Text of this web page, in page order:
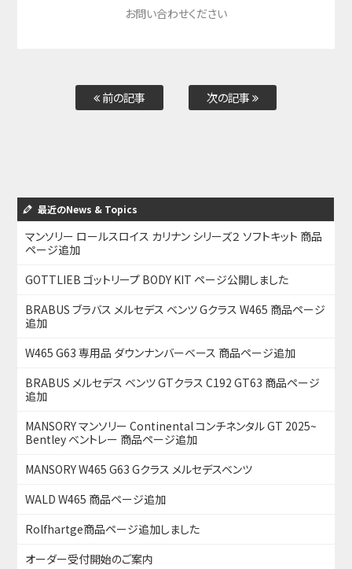
お問い合わせください
前の記事 次の記事
最近のNews & Topics
マンソリー ロールスロイス カリナン シリーズ２ ソフトキット 商品
ページ追加
GOTTLIEB ゴットリープ BODY KIT ページ公開しました
BRABUS ブラバス メルセデス ベンツ Gクラス W465 商品ページ
追加
W465 G63 専用品 ダウンナンバーベース 商品ページ追加
BRABUS メルセデス ベンツ GTクラス C192 GT63 商品ページ
追加
MANSORY マンソリー Continental コンチネンタル GT 2025~
Bentley ベントレー 商品ページ追加
MANSORY W465 G63 Gクラス メルセデスベンツ
WALD W465 商品ページ追加
Rolfhartge商品ページ追加しました
オーダー受付開始のご案内